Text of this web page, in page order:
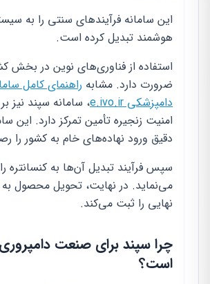
این سامانه فرآیندهای سنتی را به
هوشمند تبدیل کرده است.
استفاده از فناوری‌های نوین در بخش
ضرورت دارد. مشابه راهنمای کامل
دامپزشکی e.ivo.ir
، سامانه سپند نیز
امنیت زنجیره تأمین تمرکز دارد. این
دقیق ورود نهاده‌های خام به کشور را
سپس فرآیند تبدیل آن‌ها به کنسانتره
می‌نماید. در نهایت، تحویل محصول
نهایی را ثبت می‌کند.
چرا سپند برای صنعت
است؟